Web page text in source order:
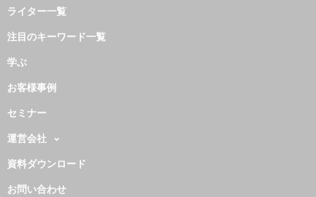
ライター一覧
注目のキーワード一覧
学ぶ
お客様事例
セミナー
運営会社
資料ダウンロード
お問い合わせ